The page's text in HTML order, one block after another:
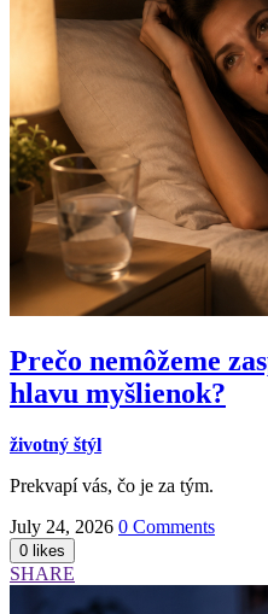
Prečo nemôžeme
hlavu myšlienok?
životný štýl
Prekvapí vás, čo je za tým.
July 24, 2026 0 Comments
SHARE